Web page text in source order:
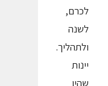
לכרם,
לשנה
ולתהליך.
יינות
שהיו